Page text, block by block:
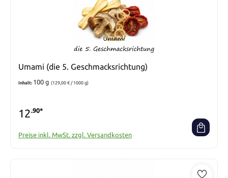
Umami (die 5. Geschmacksrichtung)
Inhalt: 100 g (129,00 € / 1000 g)
12 .90*
Preise inkl. MwSt. zzgl. Versandkosten